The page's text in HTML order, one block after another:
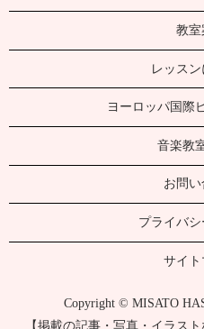
教室
レッス
ヨーロッパ国際
音楽教
お問
プライバ
サイ
Copyright © MISATO
【掲載の記事・写真・イラス